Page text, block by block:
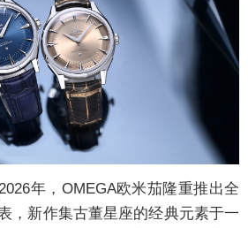
年，OMEGA欧米茄隆重推出全
，新作集古董星座的经典元素于一